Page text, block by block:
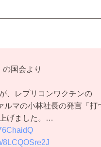
国会より
、レプリコンワクチンの
ルマの小林社長の発言「打
げました。…
8LCQOSre2J